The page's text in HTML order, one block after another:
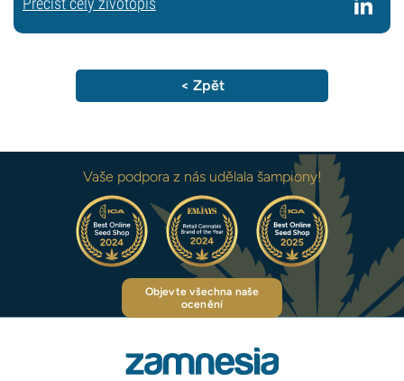
< Zpět
Vaše podpora z nás udělala šampiony!
Objevte všechna naše
ocenění